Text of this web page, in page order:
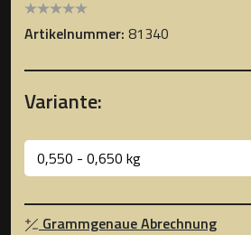
Artikelnummer: 81340
Variante:
Grammgenaue Abrechnung